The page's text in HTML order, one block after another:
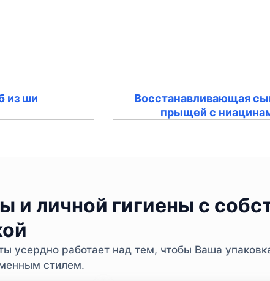
из ши
Восстанавливающая
прыщей с
личной гигиены с
усердно работает над тем, чтобы Ваша
стилем.